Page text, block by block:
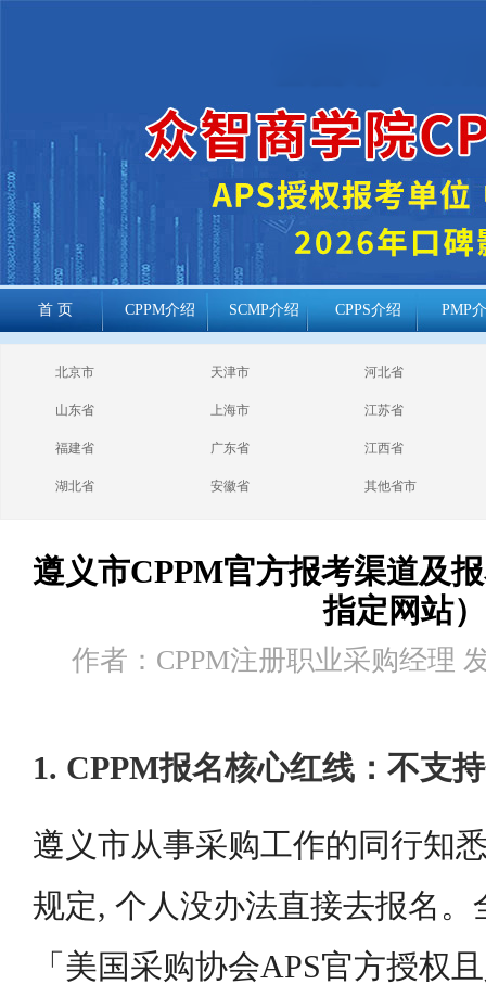
首 页 CPPM介绍 SCMP介绍 CPPS介绍 PMP
cppm报考常见
问题
北京市 天津市 河北省
山东省 上海市 江苏省
福建省 广东省 江西省
湖北省 安徽省 其他省市
遵义市CPPM官方报考渠道及
指定网站）
作者：CPPM注册职业采购经理
1. CPPM报名核心红线：不支
遵义市从事采购工作的同行知
规定, 个人没办法直接去报名。
「美国采购协会APS官方授权